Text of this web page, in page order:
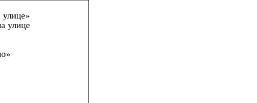
улице